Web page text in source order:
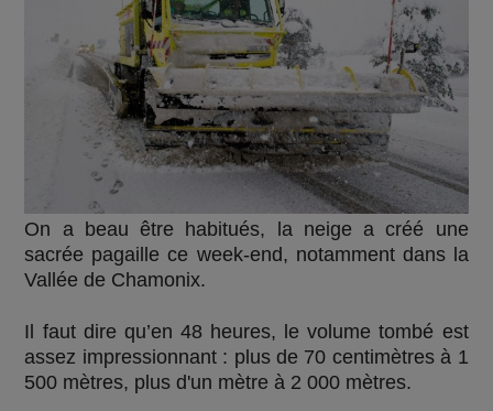
On a beau être habitués, la neige a créé une
sacrée pagaille ce week-end, notamment dans la
Vallée de Chamonix.
Il faut dire qu’en 48 heures, le volume tombé est
assez impressionnant : plus de 70 centimètres à 1
500 mètres, plus d'un mètre à 2 000 mètres.